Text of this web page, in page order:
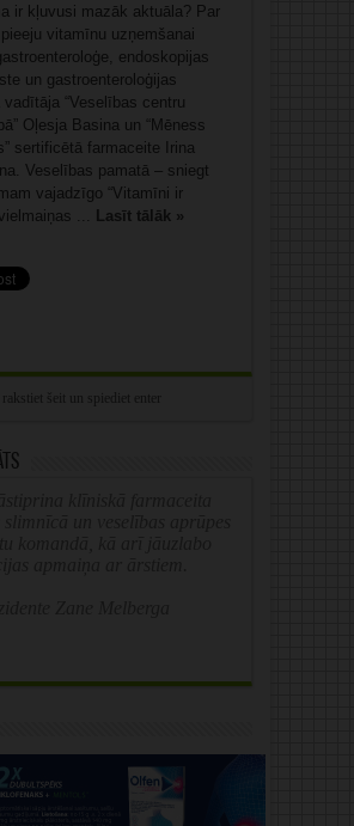
ir kļuvusi mazāk aktuāla? Par
vitamīnu uzņemšanai
endoskopijas
un gastroenteroloģijas
“Veselības centru
Oļesja Basina un “Mēness
sertificētā farmaceite Irina
Veselības pamatā – sniegt
vajadzīgo “Vitamīni ir
... Lasīt tālāk »